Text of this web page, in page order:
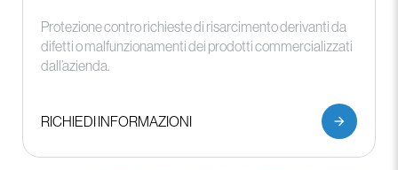
Protezione contro richieste di risarcimento derivanti da
difetti o malfunzionamenti dei prodotti commercializzati
dall’azienda.
RICHIEDI INFORMAZIONI